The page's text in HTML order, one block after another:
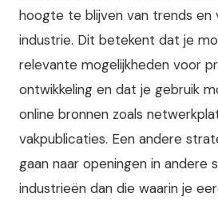
hoogte te blijven van trends en
industrie. Dit betekent dat je
relevante mogelijkheden voor
ontwikkeling en dat je gebruik
online bronnen zoals
vakpublicaties. Een andere
gaan naar openingen in andere
industrieën dan die waarin je